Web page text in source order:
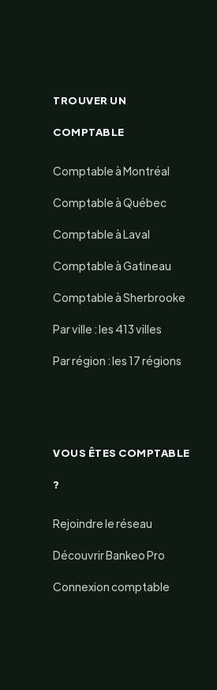
TROUVER UN
COMPTABLE
Comptable à Montréal
Comptable à Québec
Comptable à Laval
Comptable à Gatineau
Comptable à Sherbrooke
Par ville : les 413 villes
Par région : les 17 régions
VOUS ÊTES COMPTABLE
?
Rejoindre le réseau
Découvrir Bankeo Pro
Connexion comptable